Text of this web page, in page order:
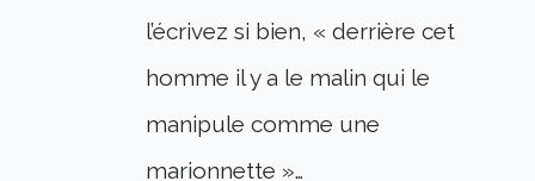
l’écrivez si bien, « derrière cet
homme il y a le malin qui le
manipule comme une
marionnette »…